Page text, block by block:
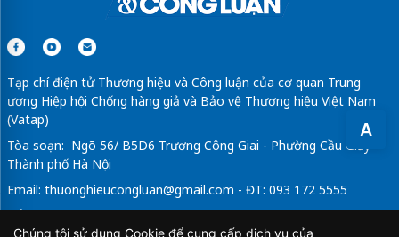
A
Tạp chí điện tử Thương hiệu và Công luận của cơ quan Trung
ương Hiệp hội Chống hàng giả và Bảo vệ Thương hiệu Việt Nam
(Vatap)
Tòa soạn: Ngõ 56/ B5D6 Trương Công Giai - Phường Cầu Giấy -
Thành phố Hà Nội
Email: thuonghieucongluan@gmail.com - ĐT: 093 172 5555
Tổng Biên Tập: Vũ Đức Thuận
Chúng tôi sử dụng Cookie để cung cấp dịch vụ của